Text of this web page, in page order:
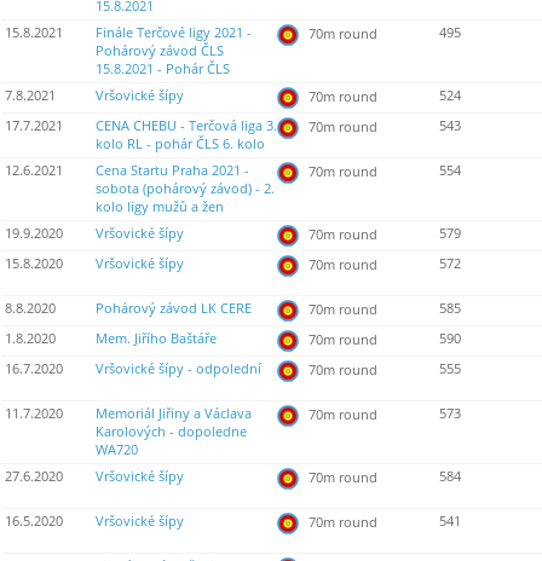
15.8.2021
15.8.2021
Finále Terčové ligy 2021 -
Pohárový závod ČLS
15.8.2021 - Pohár ČLS
70m round 495
7.8.2021 Vršovické šípy 70m round
524
17.7.2021
CENA CHEBU - Terčová liga 3.
kolo RL - pohár ČLS 6. kolo
70m round 543
12.6.2021
Cena Startu Praha 2021 -
sobota (pohárový závod) - 2.
kolo ligy mužů a žen
70m round 554
19.9.2020 Vršovické šípy 70m round
579
15.8.2020
Vršovické šípy 70m round 572
8.8.2020 Pohárový závod LK CERE 70m round
585
1.8.2020
Mem. Jiřího Baštáře 70m round
590
16.7.2020
Vršovické šípy - odpolední 70m round 555
11.7.2020
Memoriál Jiřiny a Václava
Karolových - dopoledne
WA720
70m round 573
27.6.2020 Vršovické šípy 70m round 584
16.5.2020 Vršovické šípy 70m round 541